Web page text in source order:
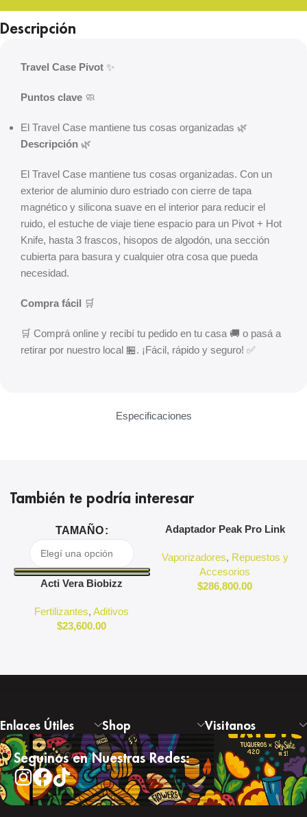
Especificaciones
Descripción
Travel Case Pivot ✨
Puntos clave 🧼
El Travel Case mantiene tus cosas organizadas 🌿
Descripción 🌿
El Travel Case mantiene tus cosas organizadas. Con un
exterior de aluminio duro estriado con cierre de tapa
magnético y silicona suave en el interior para reducir el
ruido, el estuche de viaje tiene espacio para un Pivot + Hot
Knife, hasta 3 frascos, hisopos de algodón, una sección
cubierta para basura y cualquier otra cosa que pueda
necesidad.
Compra fácil 🛒
🛒 Comprá online y recibí tu pedido en tu casa 🚚 o pasá a
retirar por nuestro local 🏪. ¡Fácil, rápido y seguro! ✅
También te podría interesar
TAMAÑO
Acti Vera Biobizz
Fertilizantes,Aditivos
$23,600.00
Adaptador Peak Pro Link
Vaporizadores, Repuestos y
Accesorios
$286,800.00
Enlaces Útiles Shop Visitanos
Seguinos en Nuestras Redes: